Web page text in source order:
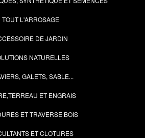
TOUT L'ARROSAGE
DE JARDIN
NATURELLES
GALETS, SABLE...
ET ENGRAIS
ET TRAVERSE BOIS
ET CLOTURES